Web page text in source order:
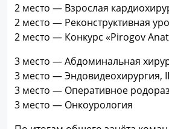
2 место — Взрослая
2 место — Реконструктивная
2 место — Конкурс «Pirogov
3 место — Абдоминальная
3 место — Эндовидеохирургия,
3 место — Оперативное
3 место — Онкоурология